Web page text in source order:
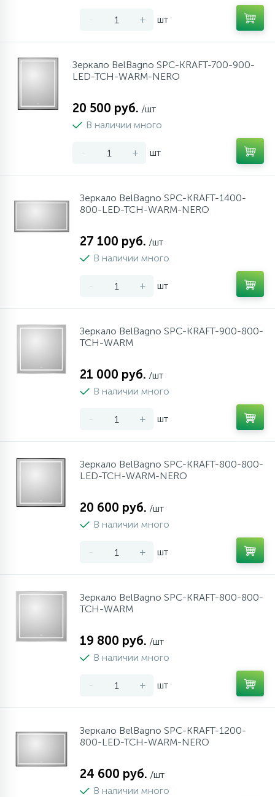
Гарантия
Душевые кабины
Комплектующие
Гигиенические души
На борт ванны
Душевые гарнитуры
10
Душевые системы
19
Стаканы для ванной
Щетки для унитаза
- + шт
Зеркало BelBagno SPC-KRAFT-700-900-
LED-TCH-WARM-NERO
20 500 руб. /шт
В наличии много
- + шт
Зеркало BelBagno SPC-KRAFT-1400-
800-LED-TCH-WARM-NERO
27 100 руб. /шт
В наличии много
- + шт
Зеркало BelBagno SPC-KRAFT-900-800-
TCH-WARM
21 000 руб. /шт
В наличии много
- + шт
Зеркало BelBagno SPC-KRAFT-800-800-
LED-TCH-WARM-NERO
20 600 руб. /шт
В наличии много
- + шт
Зеркало BelBagno SPC-KRAFT-800-800-
TCH-WARM
19 800 руб. /шт
В наличии много
- + шт
Зеркало BelBagno SPC-KRAFT-1200-
800-LED-TCH-WARM-NERO
24 600 руб. /шт
В наличии много